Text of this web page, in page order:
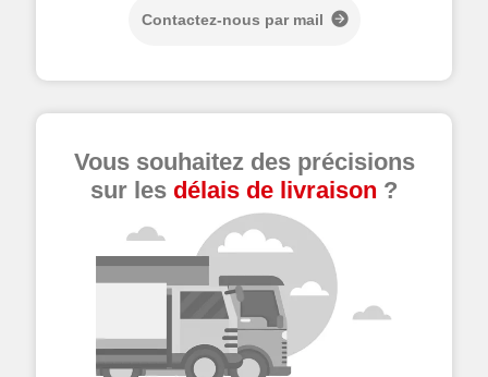
Contactez-nous par mail
Vous souhaitez des précisions
sur les délais de livraison ?